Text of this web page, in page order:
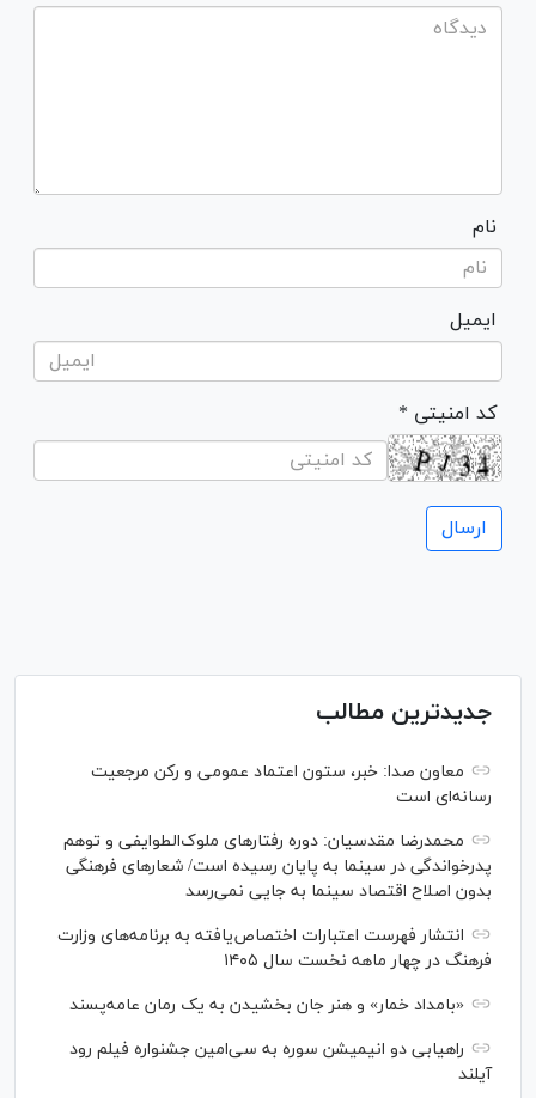
نام
ایمیل
* کد امنیتی
جدیدترین مطالب
معاون صدا: خبر، ستون اعتماد عمومی و رکن مرجعیت
رسانه‌ای است
محمدرضا مقدسیان: دوره رفتارهای ملوک‌الطوایفی و توهم
پدرخواندگی در سینما به پایان رسیده است/ شعارهای فرهنگی
بدون اصلاح اقتصاد سینما به جایی نمی‌رسد
انتشار فهرست اعتبارات اختصاص‌یافته به برنامه‌های وزارت
فرهنگ در چهار ماهه نخست سال ۱۴۰۵
«بامداد خمار» و هنر جان بخشیدن به یک رمان عامه‌پسند
راهیابی دو انیمیشن سوره به سی‌امین جشنواره فیلم رود
آیلند